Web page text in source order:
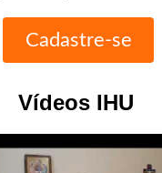
Vídeos IHU